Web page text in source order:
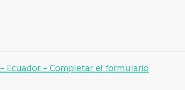
Ecuador – Completar el formulario